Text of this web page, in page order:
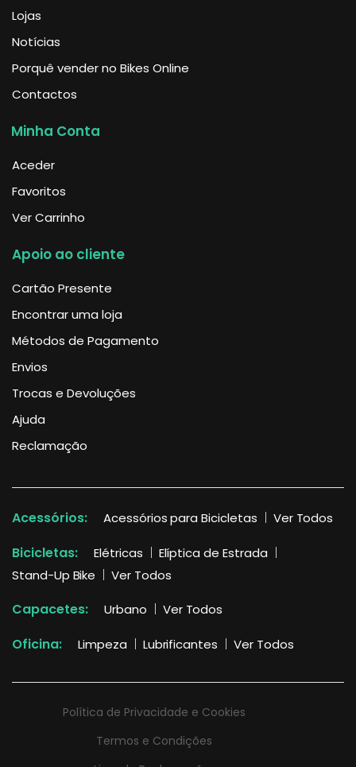
Lojas
Notícias
Porquê vender no Bikes Online
Contactos
Minha Conta
Aceder
Favoritos
Ver Carrinho
Apoio ao cliente
Cartão Presente
Encontrar uma loja
Métodos de Pagamento
Envios
Trocas e Devoluções
Ajuda
Reclamação
Acessórios: Acessórios para Bicicletas Ver Todos
Bicicletas: Elétricas
Elíptica de Estrada
Stand-Up Bike
Ver Todos
Capacetes: Urbano Ver Todos
Oficina: Limpeza Lubrificantes Ver Todos
Política de Privacidade e Cookies
Termos e Condições